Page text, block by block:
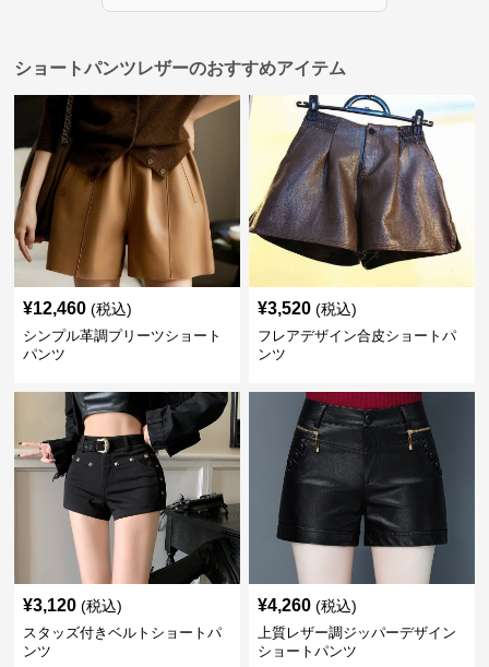
ショートパンツレザーのおすすめアイテム
¥12,460 (税込)
シンプル革調プリーツショート
パンツ
¥3,520 (税込)
フレアデザイン合皮ショートパ
ンツ
¥3,120 (税込)
スタッズ付きベルトショートパ
ンツ
¥4,260 (税込)
上質レザー調ジッパーデザイン
ショートパンツ